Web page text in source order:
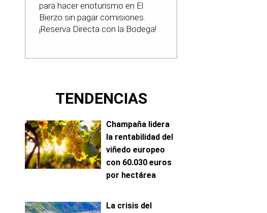
para hacer enoturismo en El
Bierzo sin pagar comisiones.
¡Reserva Directa con la Bodega!
TENDENCIAS
Champaña lidera
la rentabilidad del
viñedo europeo
con 60.030 euros
por hectárea
La crisis del